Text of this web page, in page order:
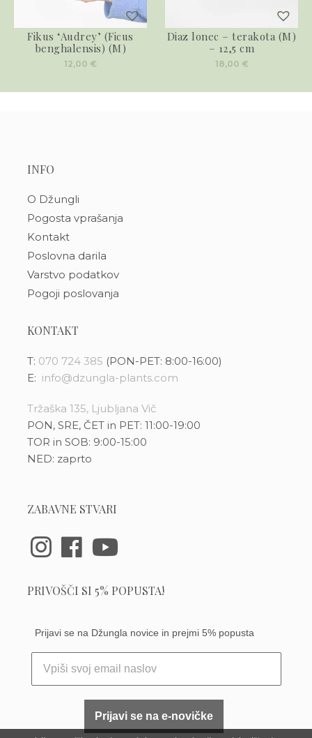
Fikus ‘Audrey’ (Ficus
benghalensis) (M)
12,00 €
Diaz lonec – terakota (M)
– 12,5 cm
18,00 €
INFO
O Džungli
Pogosta vprašanja
Kontakt
Poslovna darila
Varstvo podatkov
Pogoji poslovanja
KONTAKT
T: 070 724 385 (PON-PET: 8:00-16:00)
E: info@dzungla-plants.com
Tržaška 135, Ljubljana Vič
PON, SRE, ČET in PET: 11:00-19:00
TOR in SOB: 9:00-15:00
NED: zaprto
ZABAVNE STVARI
PRIVOŠČI SI 5% POPUSTA!
Prijavi se na Džungla novice in prejmi 5% popusta
Prijavi se na e-novičke